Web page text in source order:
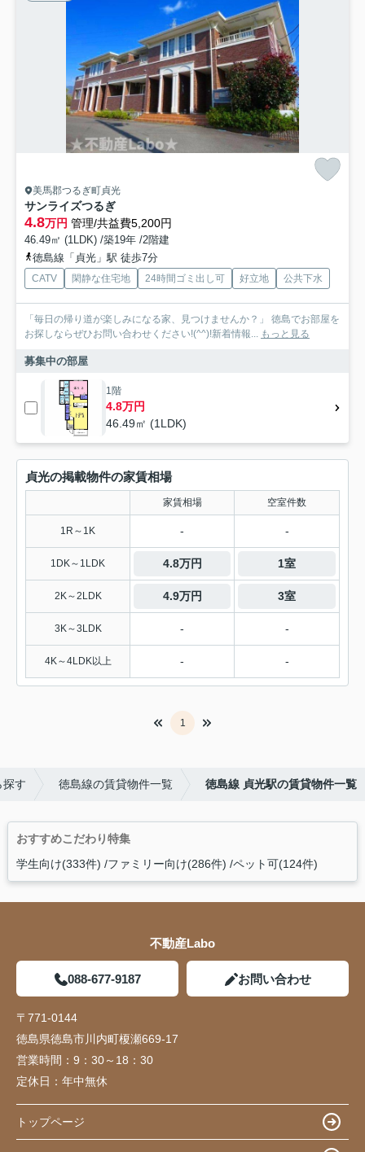
美馬郡つるぎ町貞光
サンライズつるぎ
4.8万円 管理/共益費5,200円
46.49㎡ (1LDK) /築19年 /2階建
徳島線「貞光」駅 徒歩7分
CATV 閑静な住宅地 24時間ゴミ出し可 好立地 公共下水
「毎日の帰り道が楽しみになる家、見つけませんか？」 徳島でお部屋を
お探しならぜひお問い合わせください!(^^)!新着情報... もっと見る
募集中の部屋
1階
4.8万円
46.49㎡ (1LDK)
貞光の掲載物件の家賃相場
家賃相場 空室件数
1R～1K - -
1DK～1LDK 4.8万円 1室
2K～2LDK 4.9万円 3室
3K～3LDK - -
4K～4LDK以上 - -
1
探す 徳島線の賃貸物件一覧 徳島線 貞光駅の賃貸物件一覧
おすすめこだわり特集
学生向け(333件) ファミリー向け(286件) ペット可(124件)
不動産Labo
088-677-9187 お問い合わせ
〒771-0144
徳島県徳島市川内町榎瀬669-17
営業時間： 9：30～18：30
定休日： 年中無休
トップページ